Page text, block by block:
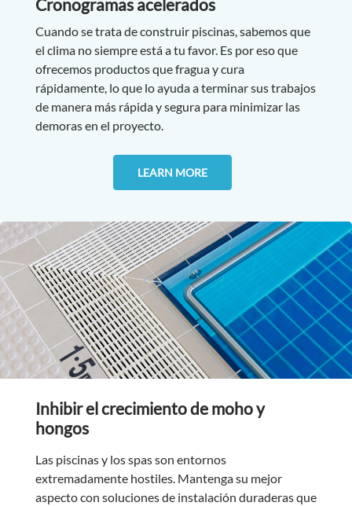
Cronogramas acelerados
Cuando se trata de construir piscinas, sabemos que
el clima no siempre está a tu favor. Es por eso que
ofrecemos productos que fragua y cura
rápidamente, lo que lo ayuda a terminar sus trabajos
de manera más rápida y segura para minimizar las
demoras en el proyecto.
LEARN MORE
Inhibir el crecimiento de moho y
hongos
Las piscinas y los spas son entornos
extremadamente hostiles. Mantenga su mejor
aspecto con soluciones de instalación duraderas que